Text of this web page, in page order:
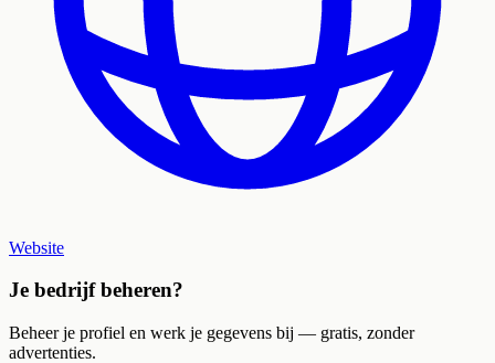
Website
Je bedrijf beheren?
Beheer je profiel en werk je gegevens bij — gratis, zonder
advertenties.